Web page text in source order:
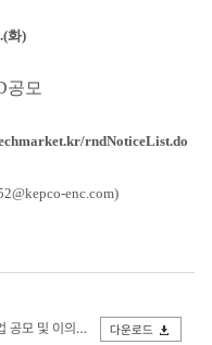
화)
공모
rndNoticeList.do
enc.com)
제기 공고.hwp
다운로드